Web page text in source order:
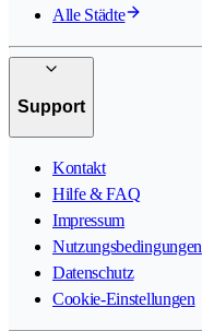
Alle Städte
Support
Kontakt
Hilfe & FAQ
Impressum
Nutzungsbedingungen
Datenschutz
Cookie-Einstellungen